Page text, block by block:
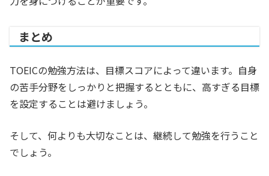
まとめ
TOEICの勉強方法は、目標スコアによって違います。自身
の苦手分野をしっかりと把握するとともに、高すぎる目標
を設定することは避けましょう。
そして、何よりも大切なことは、継続して勉強を行うこと
でしょう。